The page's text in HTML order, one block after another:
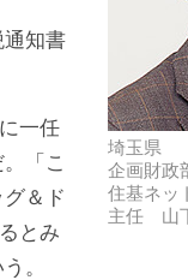
埼玉県
企画財政
住基ネッ
主任 山
通知書
一任
「こ
＆ド
とみ
。